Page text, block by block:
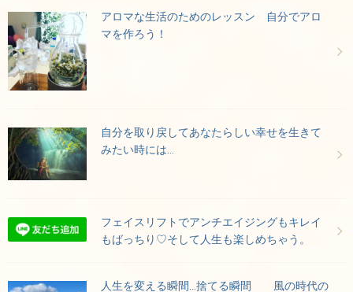
アロマな生活のためのレッスン 自分でアロ
マを作ろう！
自分を取り戻してあなたらしい幸せを生きて
みたい時には…
フェイスリフトでアンチエイジングもキレイ
もばっちり♡そして人生も楽しめちゃう。
人生を変える瞬間…捨てる瞬間 風の時代の